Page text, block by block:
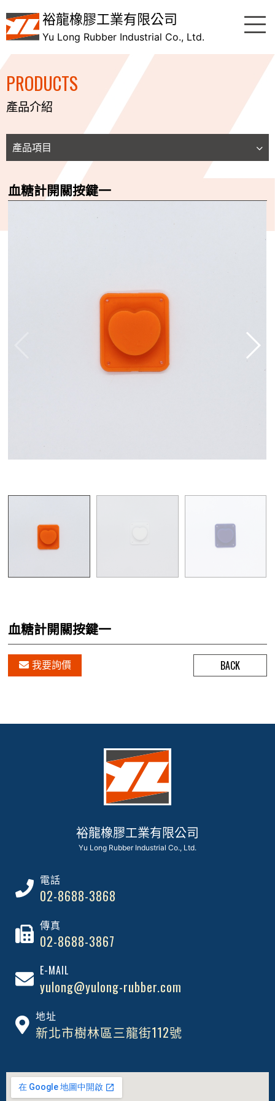
裕龍橡膠工業有限公司
Yu Long Rubber Industrial Co., Ltd.
PRODUCTS
產品介紹
產品項目
血糖計開關按鍵一
血糖計開關按鍵一
我要詢價 BACK
裕龍橡膠工業有限公司
Yu Long Rubber Industrial Co., Ltd.
電話
02-8688-3868
傳真
02-8688-3867
E-MAIL
yulong@yulong-rubber.com
地址
新北市樹林區三龍街112號